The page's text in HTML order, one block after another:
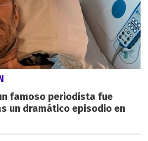
famoso periodista fue
un dramático episodio en